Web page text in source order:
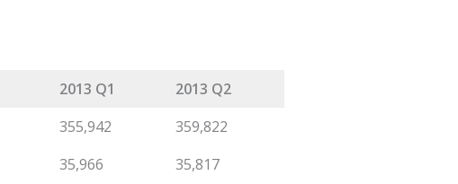
2013 Q1
2013 Q2
355,942
359,822
35,966
35,817